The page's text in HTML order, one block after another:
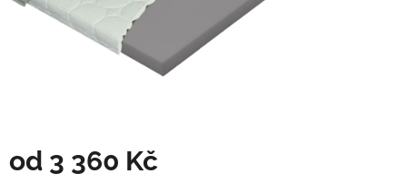
od 3 360 Kč